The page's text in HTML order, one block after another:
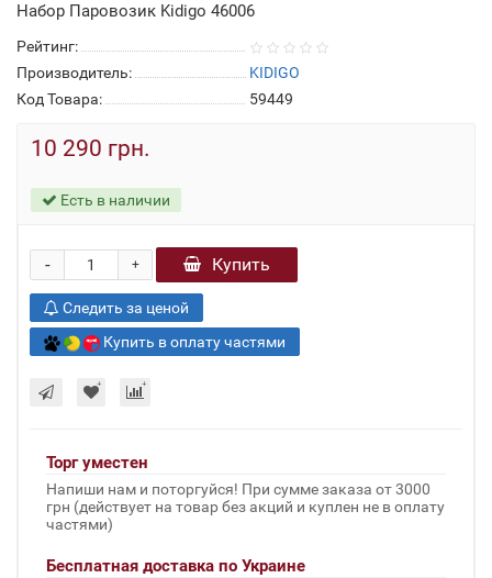
Набор Паровозик Kidigo 46006
Рейтинг:
Производитель:
KIDIGO
Код Товара:
59449
10 290 грн.
Есть в наличии
+
- Купить
Следить за ценой
Купить в оплату частями
Торг уместен
Напиши нам и поторгуйся! При сумме заказа от 3000
грн (действует на товар без акций и куплен не в оплату
частями)
Бесплатная доставка по Украине